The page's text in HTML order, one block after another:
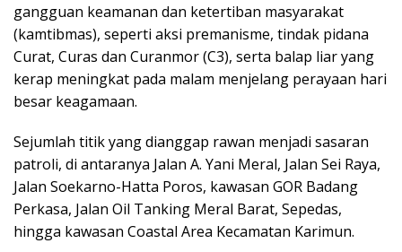
gangguan keamanan dan ketertiban masyarakat
(kamtibmas), seperti aksi premanisme, tindak pidana
Curat, Curas dan Curanmor (C3), serta balap liar yang
kerap meningkat pada malam menjelang perayaan hari
besar keagamaan.
Sejumlah titik yang dianggap rawan menjadi sasaran
patroli, di antaranya Jalan A. Yani Meral, Jalan Sei Raya,
Jalan Soekarno-Hatta Poros, kawasan GOR Badang
Perkasa, Jalan Oil Tanking Meral Barat, Sepedas,
hingga kawasan Coastal Area Kecamatan Karimun.